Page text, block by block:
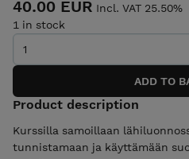
40.00 EUR Incl. VAT 25.50%
1 in stock
Product description
Kurssilla samoillaan
tunnistamaan ja käyttämään